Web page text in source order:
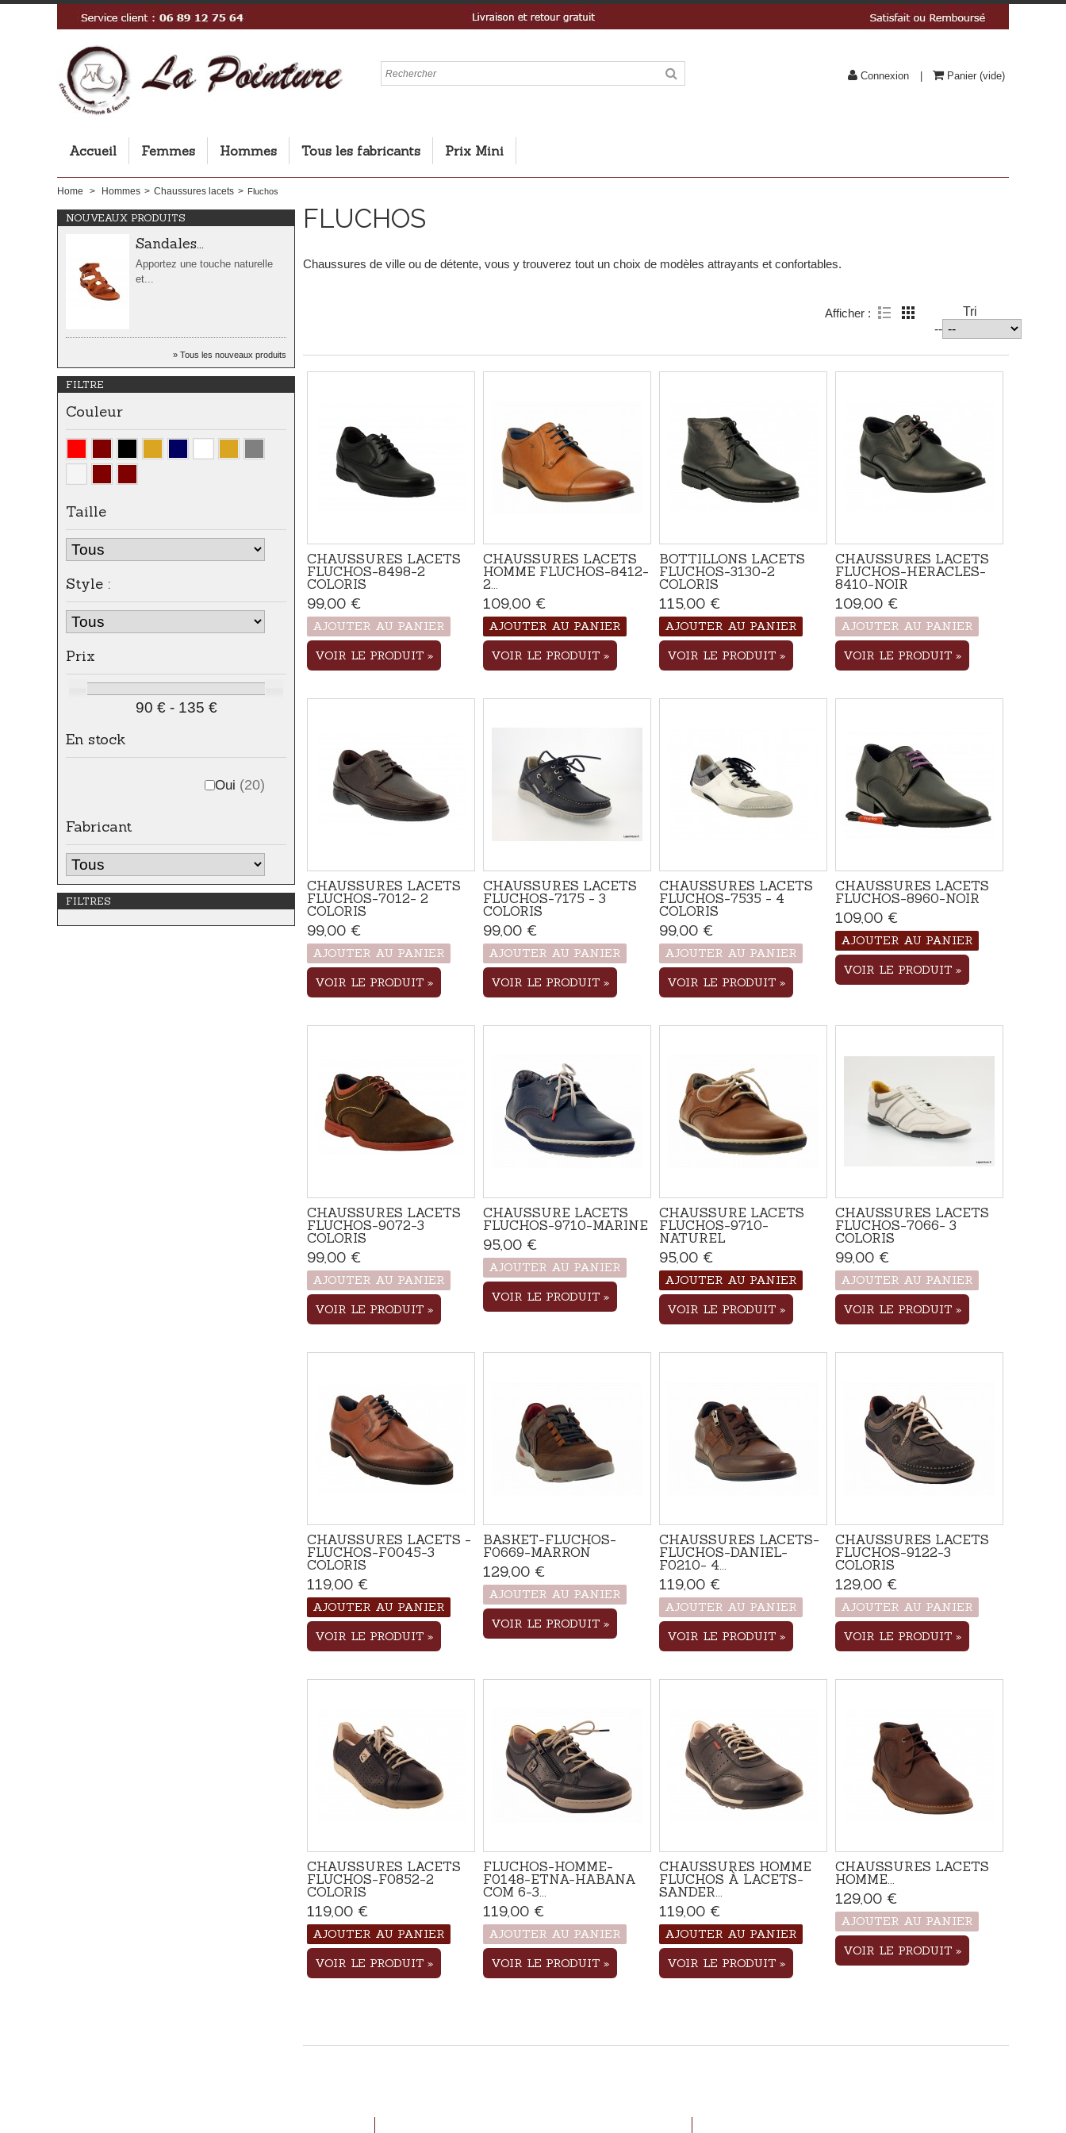
Accueil Femmes Hommes Tous les fabricants Prix Mini
Panier (vide)
Connexion
Home > Hommes > Chaussures lacets > Fluchos
NOUVEAUX PRODUITS
Apportez une touche naturelle
Sandales...
Apportez une touche naturelle
et...
Sandales...
Apportez une touche naturelle
et...
Tous les nouveaux produits
FILTRE
Couleur
Taille
Style :
Prix
90 € - 135 €
En stock
Oui (20)
Fabricant
FILTRES
FLUCHOS
Chaussures de ville ou de détente, vous y trouverez tout un choix de modèles attrayants et confortables.
Tri
--
Afficher :
CHAUSSURES LACETS
FLUCHOS-8498-2
COLORIS
99,00 €
AJOUTER AU PANIER
VOIR LE PRODUIT
CHAUSSURES LACETS
HOMME FLUCHOS-8412-
2...
109,00 €
AJOUTER AU PANIER
VOIR LE PRODUIT
BOTTILLONS LACETS
FLUCHOS-3130-2
COLORIS
115,00 €
AJOUTER AU PANIER
VOIR LE PRODUIT
CHAUSSURES LACETS
FLUCHOS-HERACLES-
8410-NOIR
109,00 €
AJOUTER AU PANIER
VOIR LE PRODUIT
CHAUSSURES LACETS
FLUCHOS-7012- 2
COLORIS
99,00 €
AJOUTER AU PANIER
VOIR LE PRODUIT
CHAUSSURES LACETS
FLUCHOS-7175 - 3
COLORIS
99,00 €
AJOUTER AU PANIER
VOIR LE PRODUIT
CHAUSSURES LACETS
FLUCHOS-7535 - 4
COLORIS
99,00 €
AJOUTER AU PANIER
VOIR LE PRODUIT
CHAUSSURES LACETS
FLUCHOS-8960-NOIR
109,00 €
AJOUTER AU PANIER
VOIR LE PRODUIT
CHAUSSURES LACETS
FLUCHOS-9072-3
COLORIS
99,00 €
AJOUTER AU PANIER
VOIR LE PRODUIT
CHAUSSURE LACETS
FLUCHOS-9710-MARINE
95,00 €
AJOUTER AU PANIER
VOIR LE PRODUIT
CHAUSSURE LACETS
FLUCHOS-9710-
NATUREL
95,00 €
AJOUTER AU PANIER
VOIR LE PRODUIT
CHAUSSURES LACETS
FLUCHOS-7066- 3
COLORIS
99,00 €
AJOUTER AU PANIER
VOIR LE PRODUIT
CHAUSSURES LACETS -
FLUCHOS-F0045-3
COLORIS
119,00 €
AJOUTER AU PANIER
VOIR LE PRODUIT
BASKET-FLUCHOS-
F0669-MARRON
129,00 €
AJOUTER AU PANIER
VOIR LE PRODUIT
CHAUSSURES LACETS-
FLUCHOS-DANIEL-
F0210- 4...
119,00 €
AJOUTER AU PANIER
VOIR LE PRODUIT
CHAUSSURES LACETS
FLUCHOS-9122-3
COLORIS
129,00 €
AJOUTER AU PANIER
VOIR LE PRODUIT
CHAUSSURES LACETS
FLUCHOS-F0852-2
COLORIS
119,00 €
AJOUTER AU PANIER
VOIR LE PRODUIT
FLUCHOS-HOMME-
F0148-ETNA-HABANA
COM 6-3...
119,00 €
AJOUTER AU PANIER
VOIR LE PRODUIT
CHAUSSURES HOMME
FLUCHOS À LACETS-
SANDER...
119,00 €
AJOUTER AU PANIER
VOIR LE PRODUIT
CHAUSSURES LACETS
HOMME...
129,00 €
AJOUTER AU PANIER
VOIR LE PRODUIT